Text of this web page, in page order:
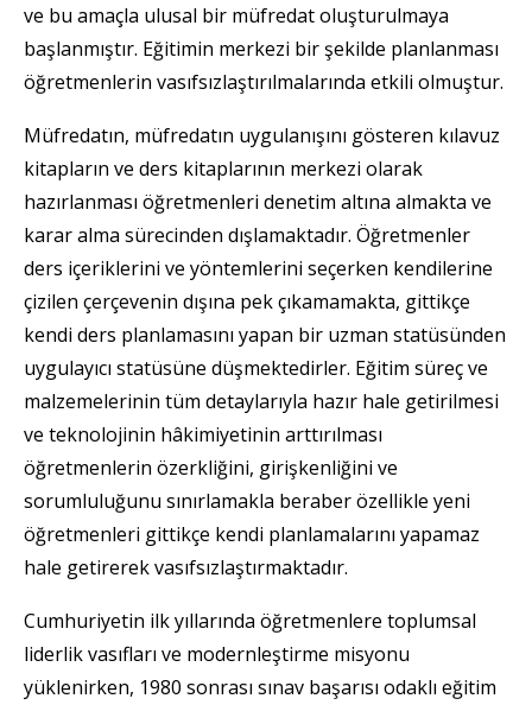
ve bu amaçla ulusal bir müfredat oluşturulmaya
başlanmıştır. Eğitimin merkezi bir şekilde planlanması
öğretmenlerin vasıfsızlaştırılmalarında etkili olmuştur.
Müfredatın, müfredatın uygulanışını gösteren kılavuz
kitapların ve ders kitaplarının merkezi olarak
hazırlanması öğretmenleri denetim altına almakta ve
karar alma sürecinden dışlamaktadır. Öğretmenler
ders içeriklerini ve yöntemlerini seçerken kendilerine
çizilen çerçevenin dışına pek çıkamamakta, gittikçe
kendi ders planlamasını yapan bir uzman statüsünden
uygulayıcı statüsüne düşmektedirler. Eğitim süreç ve
malzemelerinin tüm detaylarıyla hazır hale getirilmesi
ve teknolojinin hâkimiyetinin arttırılması
öğretmenlerin özerkliğini, girişkenliğini ve
sorumluluğunu sınırlamakla beraber özellikle yeni
öğretmenleri gittikçe kendi planlamalarını yapamaz
hale getirerek vasıfsızlaştırmaktadır.
Cumhuriyetin ilk yıllarında öğretmenlere toplumsal
liderlik vasıfları ve modernleştirme misyonu
yüklenirken, 1980 sonrası sınav başarısı odaklı eğitim